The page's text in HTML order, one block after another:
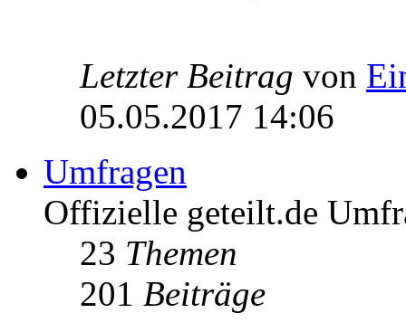
Letzter Beitrag von
05.05.2017 14:06
Umfragen
Offizielle geteilt.de
23 Themen
201 Beiträge